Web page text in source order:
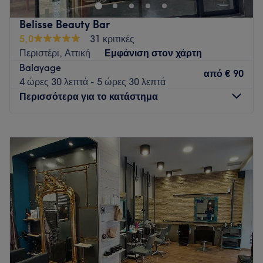
Belisse Beauty Bar
5,0
31 κριτικές
Περιστέρι, Αττική
Εμφάνιση στον χάρτη
Balayage
4 ώρες 30 λεπτά - 5 ώρες 30 λεπτά
από € 90
Περισσότερα για το κατάστημα
Τρίτη
10:00
Τετάρτη
Πέμπτη
10:00–20:00
Παρασκευή
10:00–20:00
Σάββατο
10:00–18:00
Κυριακή
Κλειστό
Το Belisse Beauty Bar είναι ένας σύγχρονος χώρος ομορφιάς
στο Περιστέρι με εξειδίκευση στις τεχνικές hair extensions,